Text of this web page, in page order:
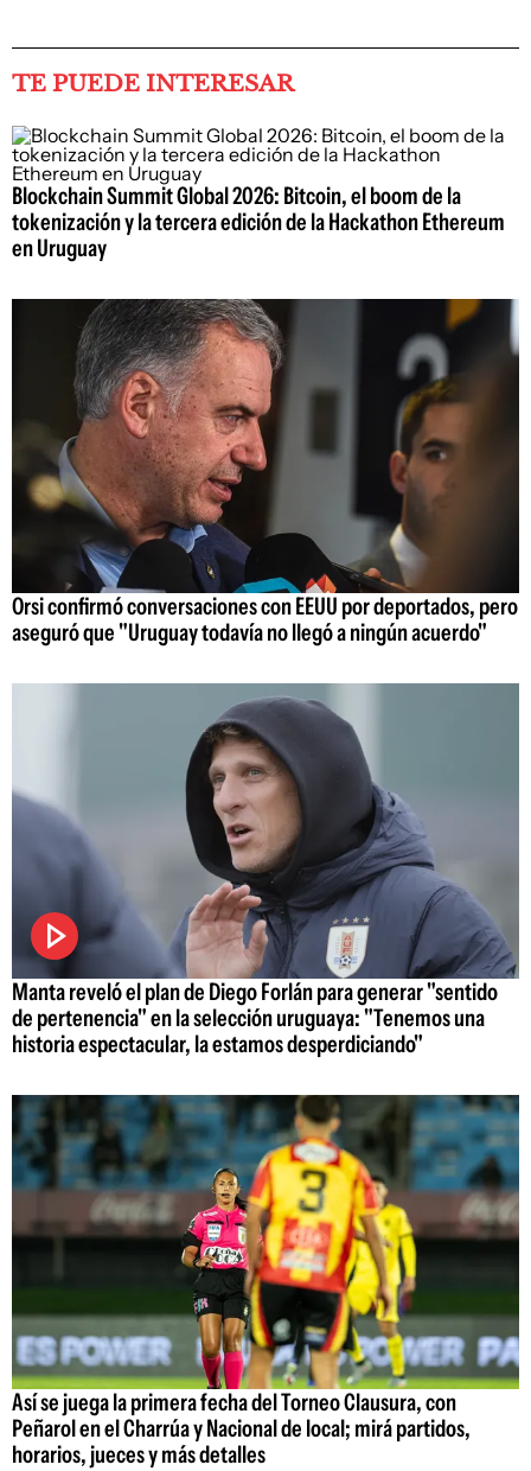
TE PUEDE INTERESAR
Blockchain Summit Global 2026: Bitcoin, el boom de la
tokenización y la tercera edición de la Hackathon Ethereum
en Uruguay
Orsi confirmó conversaciones con EEUU por deportados, pero
aseguró que "Uruguay todavía no llegó a ningún acuerdo"
Manta reveló el plan de Diego Forlán para generar "sentido
de pertenencia" en la selección uruguaya: "Tenemos una
historia espectacular, la estamos desperdiciando"
Así se juega la primera fecha del Torneo Clausura, con
Peñarol en el Charrúa y Nacional de local; mirá partidos,
horarios, jueces y más detalles